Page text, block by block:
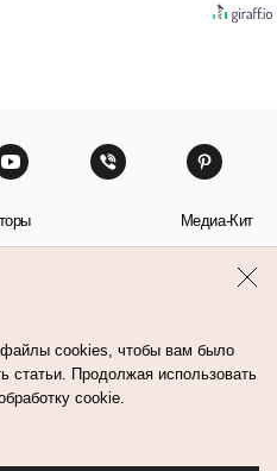
Медиа-Кит
cookies, чтобы вам было
статьи. Продолжая использовать
cookie.